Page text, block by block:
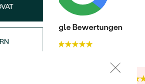
Marquise
Grün
Google Bewertungen